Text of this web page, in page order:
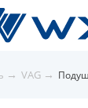
→ VAG →